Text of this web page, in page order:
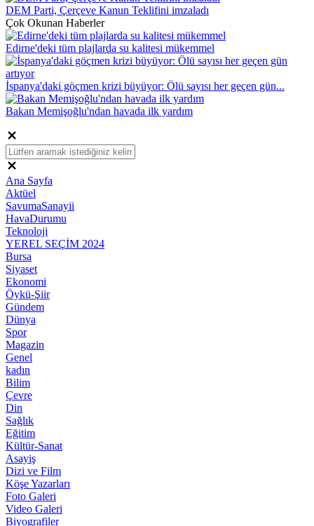
DEM Parti, Çerçeve Kanun Teklifini imzaladı
Çok Okunan Haberler
Edirne'deki tüm plajlarda su kalitesi mükemmel
İspanya'daki göçmen krizi büyüyor: Ölü sayısı her geçen gün...
Bakan Memişoğlu'ndan havada ilk yardım
Ana Sayfa
Aktüel
SavumaSanayii
HavaDurumu
Teknoloji
YEREL SEÇİM 2024
Bursa
Siyaset
Ekonomi
Öykü-Şiir
Gündem
Dünya
Spor
Magazin
Genel
kadın
Bilim
Çevre
Din
Sağlık
Eğitim
Kültür-Sanat
Asayiş
Dizi ve Film
Köşe Yazarları
Foto Galeri
Video Galeri
Biyografiler